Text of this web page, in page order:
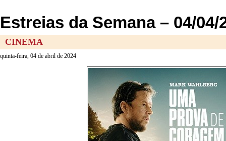
Estreias da Semana – 04/04/
CINEMA
quinta-feira, 04 de abril de 2024